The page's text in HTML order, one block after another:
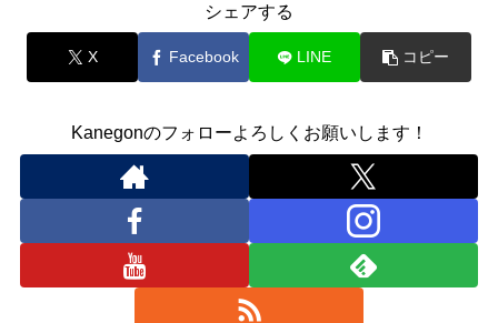
シェアする
X Facebook LINE コピー
Kanegonのフォローよろしくお願いします！